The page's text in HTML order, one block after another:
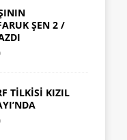
ŞEN 2 /
TİLKİSİ KIZIL